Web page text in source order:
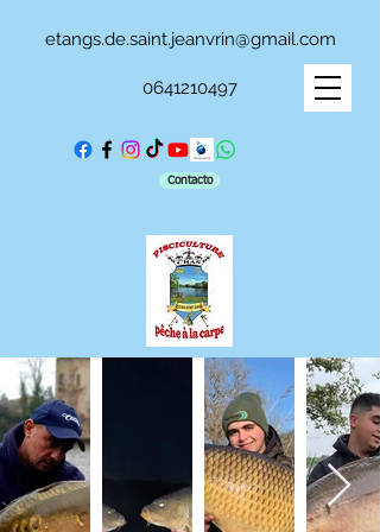
etangs.de.saint.jeanvrin@gmail.com
0641210497
Contacto